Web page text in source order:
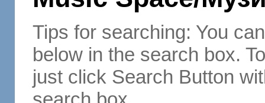
Tips for searching: You
below in the search box.
just click Search Button